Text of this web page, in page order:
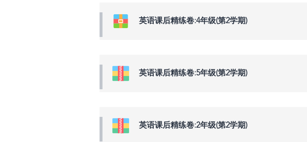
英语课后精练卷:4年级(第2学期)
英语课后精练卷:5年级(第2学期)
英语课后精练卷:2年级(第2学期)